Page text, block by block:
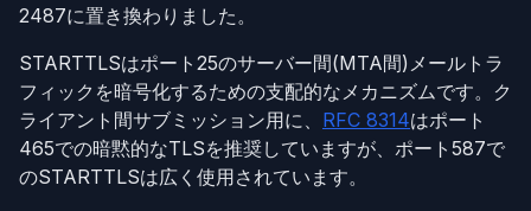
2487に置き換わりました。
STARTTLSはポート25のサーバー間(MTA間)メールトラ
フィックを暗号化するための支配的なメカニズムです。ク
ライアント間サブミッション用に、 RFC 8314はポート
465での暗黙的なTLSを推奨していますが、ポート587で
のSTARTTLSは広く使用されています。